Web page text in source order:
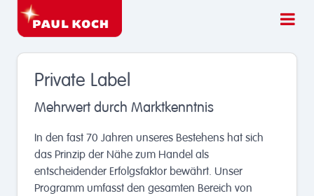
Private Label
Mehrwert durch Marktkenntnis
In den fast 70 Jahren unseres Bestehens hat sich
das Prinzip der Nähe zum Handel als
entscheidender Erfolgsfaktor bewährt. Unser
Programm umfasst den gesamten Bereich von